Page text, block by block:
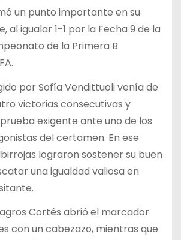
un punto importante en su
al igualar 1-1 por la Fecha 9 de la
de la Primera B
por Sofía Vendittuoli venía de
victorias consecutivas y
exigente ante uno de los
del certamen. En ese
lograron sostener su buen
una igualdad valiosa en
Cortés abrió el marcador
con un cabezazo, mientras que